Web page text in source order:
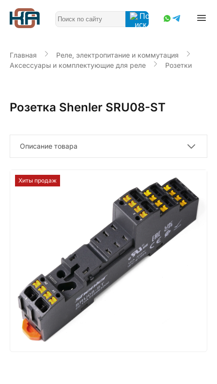
Главная
Реле, электропитание и коммутация
Аксессуары и комплектующие для реле
Розетки
Розетка Shenler SRU08-ST
Описание товара
Хиты продаж